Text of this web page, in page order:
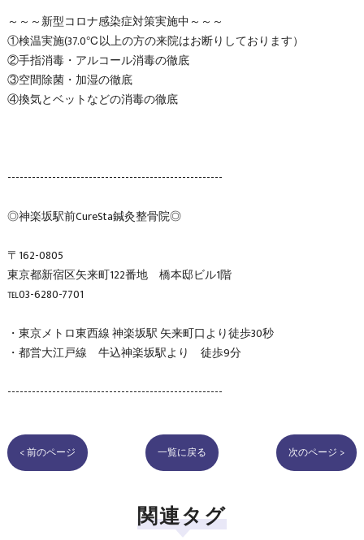
～～～新型コロナ感染症対策実施中～～～
①検温実施(37.0℃以上の方の来院はお断りしております）
②手指消毒・アルコール消毒の徹底
③空間除菌・加湿の徹底
④換気とベットなどの消毒の徹底
-----------------------------------------------------
◎神楽坂駅前CureSta鍼灸整骨院◎
〒162-0805
東京都新宿区矢来町122番地 橋本邸ビル1階
℡03-6280-7701
・東京メトロ東西線 神楽坂駅 矢来町口より徒歩30秒
・都営大江戸線 牛込神楽坂駅より 徒歩9分
-----------------------------------------------------
< 前のページ 一覧に戻る 次のページ >
関連タグ